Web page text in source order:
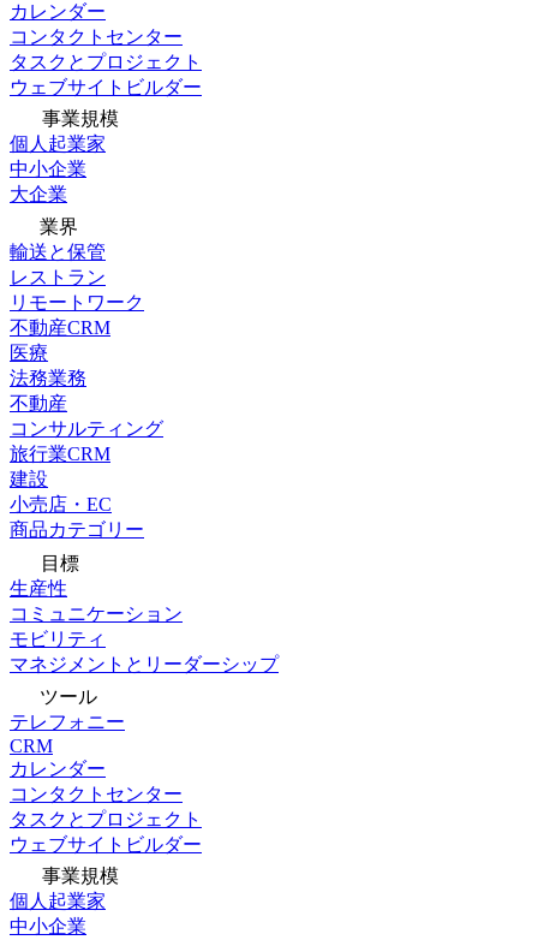
カレンダー
コンタクトセンター
タスクとプロジェクト
ウェブサイトビルダー
事業規模
個人起業家
中小企業
大企業
業界
輸送と保管
レストラン
リモートワーク
不動産CRM
医療
法務業務
不動産
コンサルティング
旅行業CRM
建設
小売店・EC
商品カテゴリー
目標
生産性
コミュニケーション
モビリティ
マネジメントとリーダーシップ
ツール
テレフォニー
CRM
カレンダー
コンタクトセンター
タスクとプロジェクト
ウェブサイトビルダー
事業規模
個人起業家
中小企業